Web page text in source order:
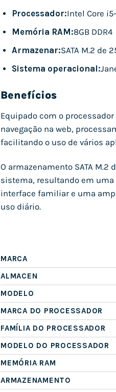
Processador:Intel Core
Memória RAM:8GB DDR4
Armazenar:SATA M.2 de
Sistema operacional:
Benefícios
Equipado com o
navegação na web,
facilitando o uso de vários
O armazenamento SATA
sistema, resultando em uma
interface familiar e uma
uso diário.
MARCA
ALMACEN
MODELO
MARCA DO PROCESSADOR
FAMÍLIA DO PROCESSADOR
MODELO DO PROCESSADOR
MEMÓRIA RAM
ARMAZENAMENTO